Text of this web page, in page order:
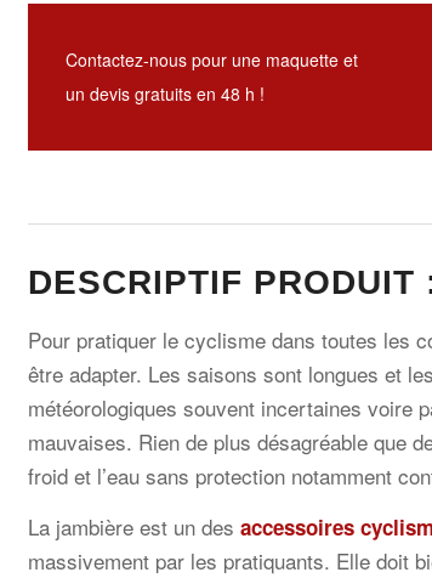
Contactez-nous pour une maquette et
un devis gratuits en 48 h !
DESCRIPTIF PRODUIT
Pour pratiquer le cyclisme dans toutes les
être adapter. Les saisons sont longues et
météorologiques souvent incertaines voire
mauvaises. Rien de plus désagréable que
froid et l’eau sans protection notamment
La jambière est un desaccessoires
massivement par les pratiquants. Elle doit